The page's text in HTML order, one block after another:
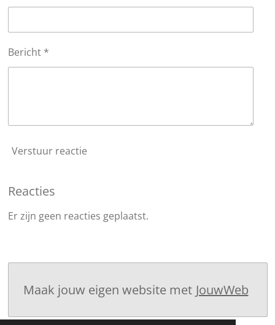
Bericht *
Verstuur reactie
Reacties
Er zijn geen reacties geplaatst.
Maak jouw eigen website met JouwWeb